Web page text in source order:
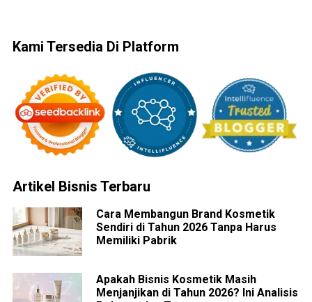
Kami Tersedia Di Platform
Artikel Bisnis Terbaru
Cara Membangun Brand Kosmetik
Sendiri di Tahun 2026 Tanpa Harus
Memiliki Pabrik
Apakah Bisnis Kosmetik Masih
Menjanjikan di Tahun 2026? Ini Analisis